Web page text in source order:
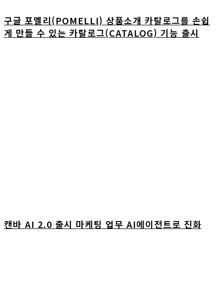
구글 포멜리(POMELLI) 상품소개 카탈로그를 손쉽
게 만들 수 있는 카탈로그(CATALOG) 기능 출시
캔바 AI 2.0 출시 마케팅 업무 AI에이전트로 진화